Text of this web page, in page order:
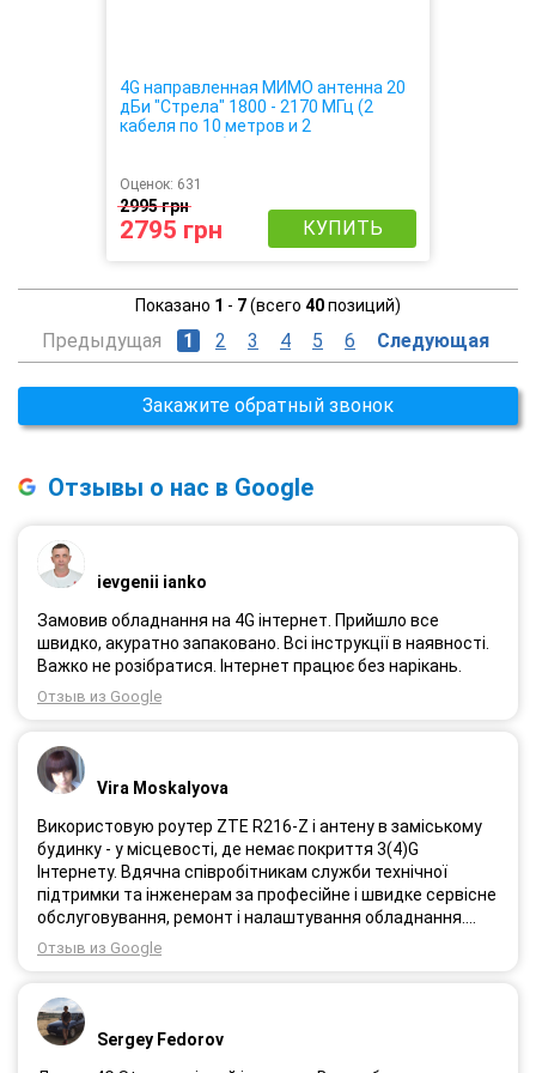
4G направленная МИМО антенна 20
дБи "Стрела" 1800 - 2170 МГц (2
кабеля по 10 метров и 2
переходника) 4G / 3G / LTE
Оценок: 631
2995 грн
2795 грн КУПИТЬ
Показано 1 - 7(всего 40позиций)
Предыдущая 1 2 3 4 5 6 Следующая
Закажите обратный звонок
Отзывы о нас в Google
ievgenii ianko
Замовив обладнання на 4G інтернет. Прийшло все
швидко, акуратно запаковано. Всі інструкції в наявності.
Важко не розібратися. Інтернет працює без нарікань.
Отзыв из Google
Vira Moskalyova
Використовую роутер ZTE R216-Z і антену в заміському
будинку - у місцевості, де немає покриття 3(4)G
Інтернету. Вдячна співробітникам служби технічної
підтримки та інженерам за професійне і швидке сервісне
обслуговування, ремонт і налаштування обладнання.
Через 3 роки після покупки я не шкодую про прийняте
тоді рішення придбати обладнання в компанії 3G star
Отзыв из Google
Sergey Fedorov